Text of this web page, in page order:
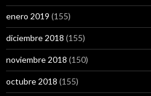
enero 2019 (155)
diciembre 2018 (155)
noviembre 2018 (150)
octubre 2018 (155)